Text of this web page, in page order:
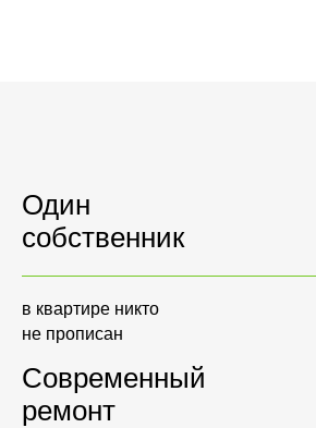
Один
собственник
в квартире никто
не прописан
Современный
ремонт